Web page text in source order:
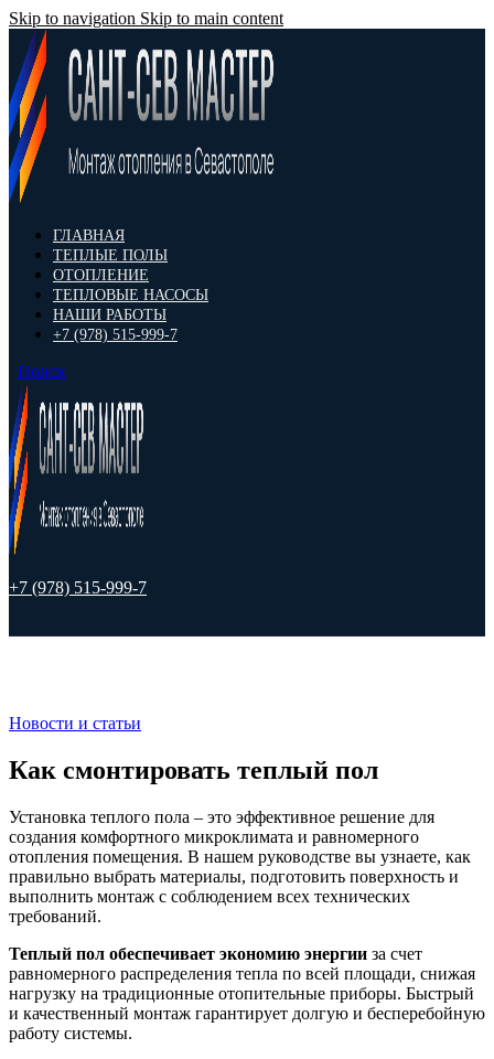
Skip to navigation Skip to main content
ГЛАВНАЯ
ТЕПЛЫЕ ПОЛЫ
ОТОПЛЕНИЕ
ТЕПЛОВЫЕ НАСОСЫ
НАШИ РАБОТЫ
+7 (978) 515-999-7
Поиск
+7 (978) 515-999-7
Новости и статьи
Как смонтировать теплый пол
Установка теплого пола – это эффективное решение для
создания комфортного микроклимата и равномерного
отопления помещения. В нашем руководстве вы узнаете, как
правильно выбрать материалы, подготовить поверхность и
выполнить монтаж с соблюдением всех технических
требований.
Теплый пол обеспечивает экономию энергии за счет
равномерного распределения тепла по всей площади, снижая
нагрузку на традиционные отопительные приборы. Быстрый
и качественный монтаж гарантирует долгую и бесперебойную
работу системы.